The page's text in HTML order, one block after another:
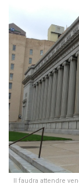
Il faudra attendre